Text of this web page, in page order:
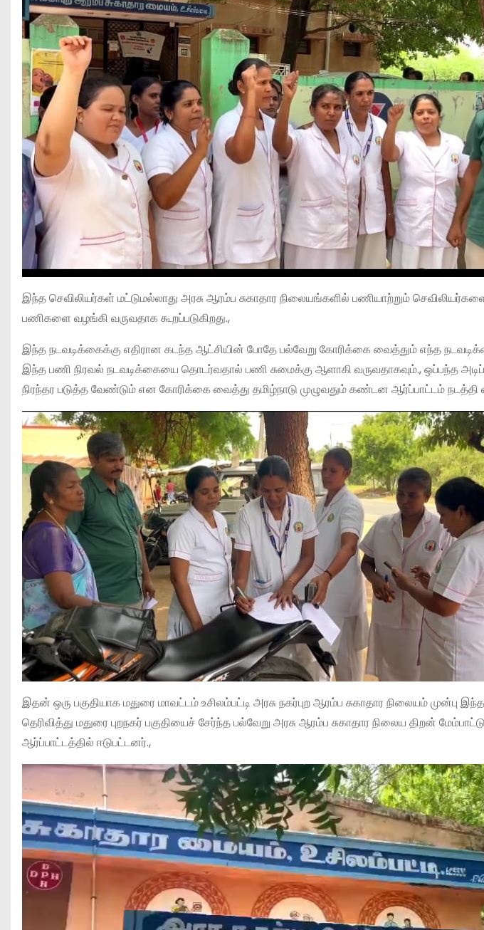
இந்த செவிலியர்கள் மட்டுமல்லாது அரசு ஆரம்ப சுகாதார நிலையங்களில் பணியாற்றும்
பணிகளை வழங்கி வருவதாக கூறப்படுகிறது.,
இந்த நடவடிக்கைக்கு எதிரான கடந்த ஆட்சியின் போதே பல்வேறு கோரிக்கை வைத்தும் எந்த
இந்த பணி நிரவல் நடவடிக்கையை தொடர்வதால் பணி சுமைக்கு ஆளாகி வருவதாகவும்., ஒப்பந்த
நிரந்தர படுத்த வேண்டும் என கோரிக்கை வைத்து தமிழ்நாடு முழுவதும் கண்டன ஆர்ப்பாட்டம் நடத்தி
இதன் ஒரு பகுதியாக மதுரை மாவட்டம் உசிலம்பட்டி அரசு நகர்புற ஆரம்ப சுகாதார நிலையம் முன்பு
தெரிவித்து மதுரை புறநகர் பகுதியைச் சேர்ந்த பல்வேறு அரசு ஆரம்ப சுகாதார நிலைய திறன்
ஆர்ப்பாட்டத்தில் ஈடுபட்டனர்.,